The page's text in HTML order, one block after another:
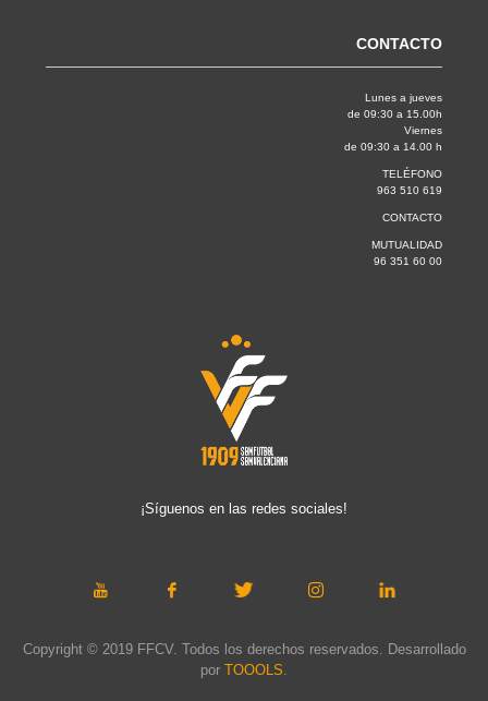
CONTACTO
Lunes a jueves
de 09:30 a 15.00h
Viernes
de 09:30 a 14.00 h
TELÉFONO
963 510 619
CONTACTO
MUTUALIDAD
96 351 60 00
¡Síguenos en las redes sociales!
Copyright © 2019 FFCV. Todos los derechos reservados. Desarrollado
por TOOOLS.